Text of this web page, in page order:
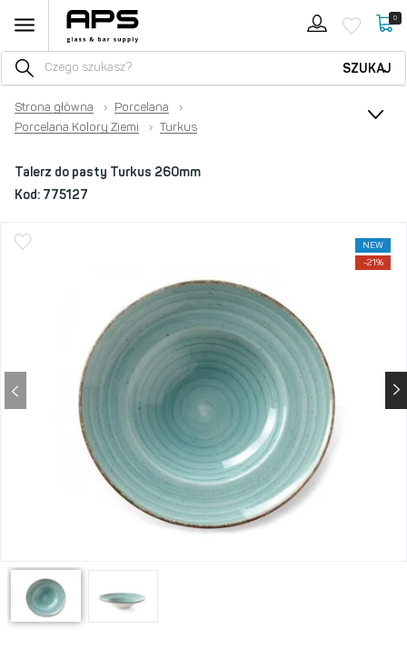
0
SZUKAJ
Strona główna › Porcelana
›
Porcelana Kolory Ziemi
› Turkus
Talerz do pasty Turkus 260mm
Kod: 775127
NEW
-21%